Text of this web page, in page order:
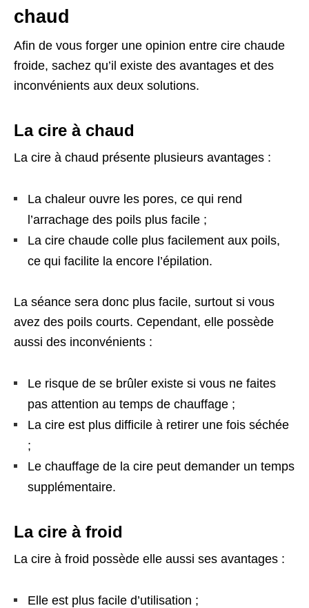
chaud
Afin de vous forger une opinion entre cire chaude
froide, sachez qu’il existe des avantages et des
inconvénients aux deux solutions.
La cire à chaud
La cire à chaud présente plusieurs avantages :
La chaleur ouvre les pores, ce qui rend
l’arrachage des poils plus facile ;
La cire chaude colle plus facilement aux poils,
ce qui facilite la encore l’épilation.
La séance sera donc plus facile, surtout si vous
avez des poils courts. Cependant, elle possède
aussi des inconvénients :
Le risque de se brûler existe si vous ne faites
pas attention au temps de chauffage ;
La cire est plus difficile à retirer une fois séchée
;
Le chauffage de la cire peut demander un temps
supplémentaire.
La cire à froid
La cire à froid possède elle aussi ses avantages :
Elle est plus facile d’utilisation ;